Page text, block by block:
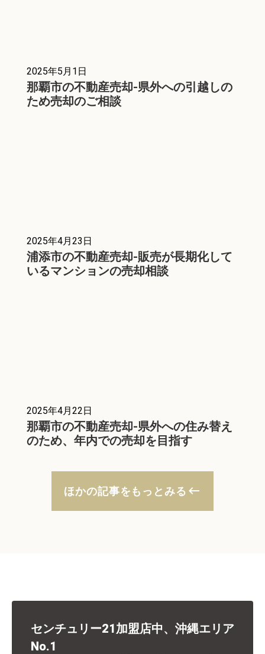
2025年5月1日
那覇市の不動産売却-県外への引越しの
ため売却のご相談
2025年4月23日
浦添市の不動産売却-販売が長期化して
いるマンションの売却相談
2025年4月22日
那覇市の不動産売却-県外への住み替え
のため、年内での売却を目指す
ほかの記事をもっとみる keyboard_backspace
センチュリー21加盟店中、沖縄エリア
No.1